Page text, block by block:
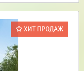
ХИТ ПРОДАЖ